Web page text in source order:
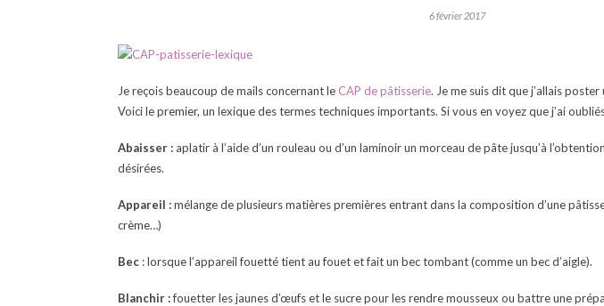
6 février 2017
Je reçois beaucoup de mails concernant le CAP de pâtisserie. Je me suis dit que j’allais
Voici le premier, un lexique des termes techniques importants. Si vous en voyez que j’ai
Abaisser : aplatir à l’aide d’un rouleau ou d’un laminoir un morceau de pâte jusqu’à
désirées.
Appareil :mélange de plusieurs matières premières entrant dans la composition d’une
crème…)
Bec : lorsque l’appareil fouetté tient au fouet et fait un bec tombant (comme un bec d’aigle).
Blanchir :fouetter les jaunes d’œufs et le sucre pour les rendre mousseux ou battre une